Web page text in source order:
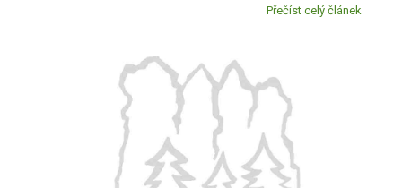
Přečíst celý článek